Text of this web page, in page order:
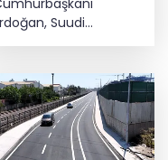
Suudi
Arabistan yolcusu